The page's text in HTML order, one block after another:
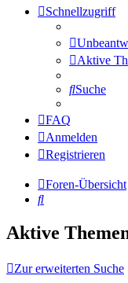
Schnellzugriff
Aktive
Suche
FAQ
Anmelden
Registrieren
Foren-Übersicht
Suche
Aktive
Zur erweiterten Suche